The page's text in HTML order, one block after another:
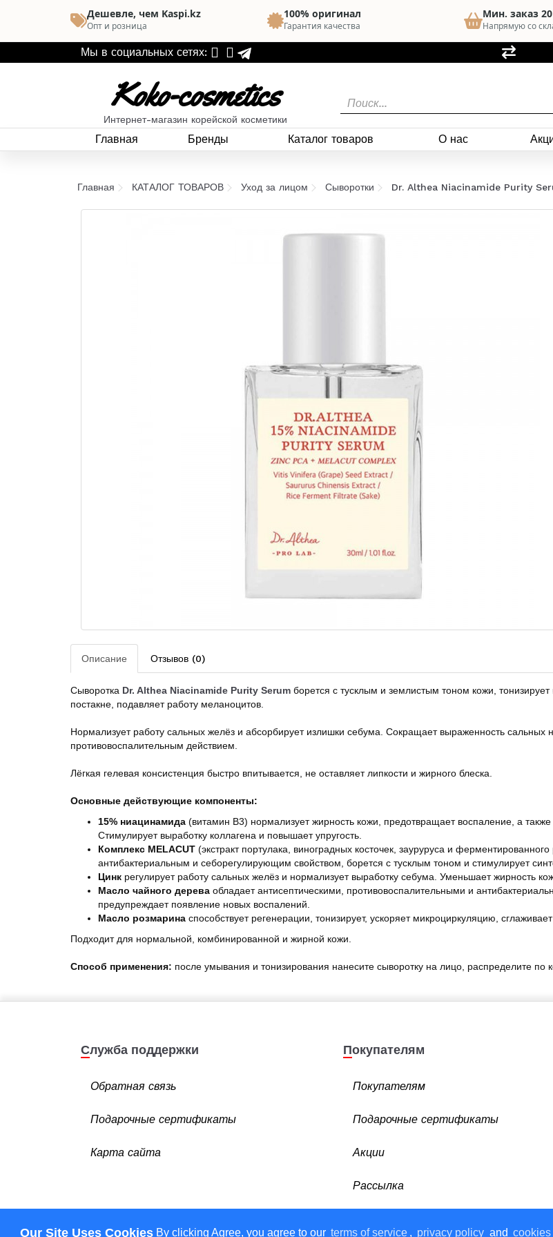
Our Site Uses Cookies By clicking Agree, you agree to our terms of service , privacy policy and
Дешевле, чем Kaspi.kz
Опт и розница
100% оригинал
Гарантия качества
Мин. заказ
Напрямую со
Мы в социальных сетях:
Koko-cosmetics
Интернет-магазин корейской косметики
Главная Бренды Каталог товаров О нас
Главная КАТАЛОГ ТОВАРОВ Уход за лицом Сыворотки Dr. Althea Niacinamide Purity
Описание Отзывов (0)
Сыворотка Dr. Althea Niacinamide Purity Serum борется с тусклым и землистым тоном кожи,
постакне, подавляет работу меланоцитов.
Нормализует работу сальных желёз и абсорбирует излишки себума. Сокращает выраженность
противовоспалительным действием.
Лёгкая гелевая консистенция быстро впитывается, не оставляет липкости и жирного блеска.
Основные действующие компоненты:
15% ниацинамида (витамин B3) нормализует жирность кожи, предотвращает воспаление, а
Стимулирует выработку коллагена и повышает упругость.
Комплекс MELACUT (экстракт портулака, виноградных косточек, зауруруса и
антибактериальным и себорегулирующим свойством, борется с тусклым тоном и стимулирует
Цинк регулирует работу сальных желёз и нормализует выработку себума. Уменьшает жирность
Масло чайного дерева обладает антисептическими, противовоспалительными и
предупреждает появление новых воспалений.
Масло розмарина способствует регенерации, тонизирует, ускоряет микроциркуляцию,
Подходит для нормальной, комбинированной и жирной кожи.
Способ применения: после умывания и тонизирования нанесите сыворотку на лицо, распределите по
Служба поддержки
Обратная связь
Подарочные сертификаты
Карта сайта
Покупателям
Покупателям
Подарочные сертификаты
Акции
Рассылка